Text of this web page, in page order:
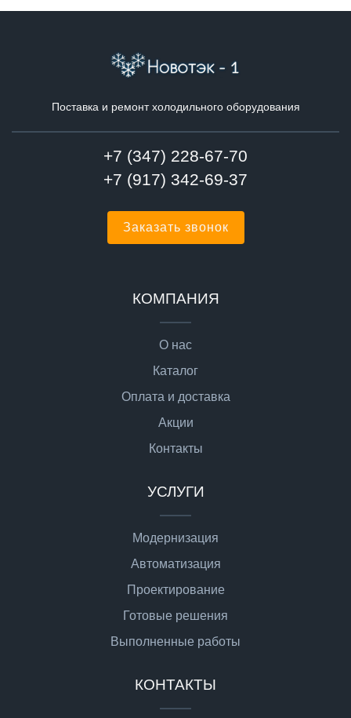
Поставка и ремонт холодильного оборудования
+7 (347) 228-67-70
+7 (917) 342-69-37
Заказать звонок
КОМПАНИЯ
О нас
Каталог
Оплата и доставка
Акции
Контакты
УСЛУГИ
Модернизация
Автоматизация
Проектирование
Готовые решения
Выполненные работы
КОНТАКТЫ